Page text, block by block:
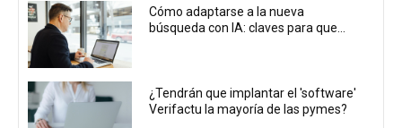
Cómo adaptarse a la nueva
búsqueda con IA: claves para que...
¿Tendrán que implantar el 'software'
Verifactu la mayoría de las pymes?